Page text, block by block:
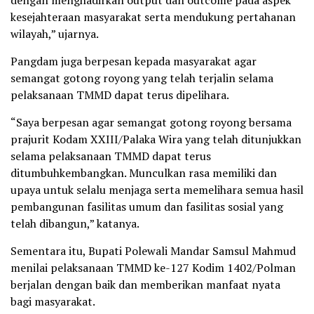
kesejahteraan masyarakat serta mendukung pertahanan
wilayah,” ujarnya.
Pangdam juga berpesan kepada masyarakat agar
semangat gotong royong yang telah terjalin selama
pelaksanaan TMMD dapat terus dipelihara.
“Saya berpesan agar semangat gotong royong bersama
prajurit Kodam XXIII/Palaka Wira yang telah ditunjukkan
selama pelaksanaan TMMD dapat terus
ditumbuhkembangkan. Munculkan rasa memiliki dan
upaya untuk selalu menjaga serta memelihara semua hasil
pembangunan fasilitas umum dan fasilitas sosial yang
telah dibangun,” katanya.
Sementara itu, Bupati Polewali Mandar Samsul Mahmud
menilai pelaksanaan TMMD ke-127 Kodim 1402/Polman
berjalan dengan baik dan memberikan manfaat nyata
bagi masyarakat.